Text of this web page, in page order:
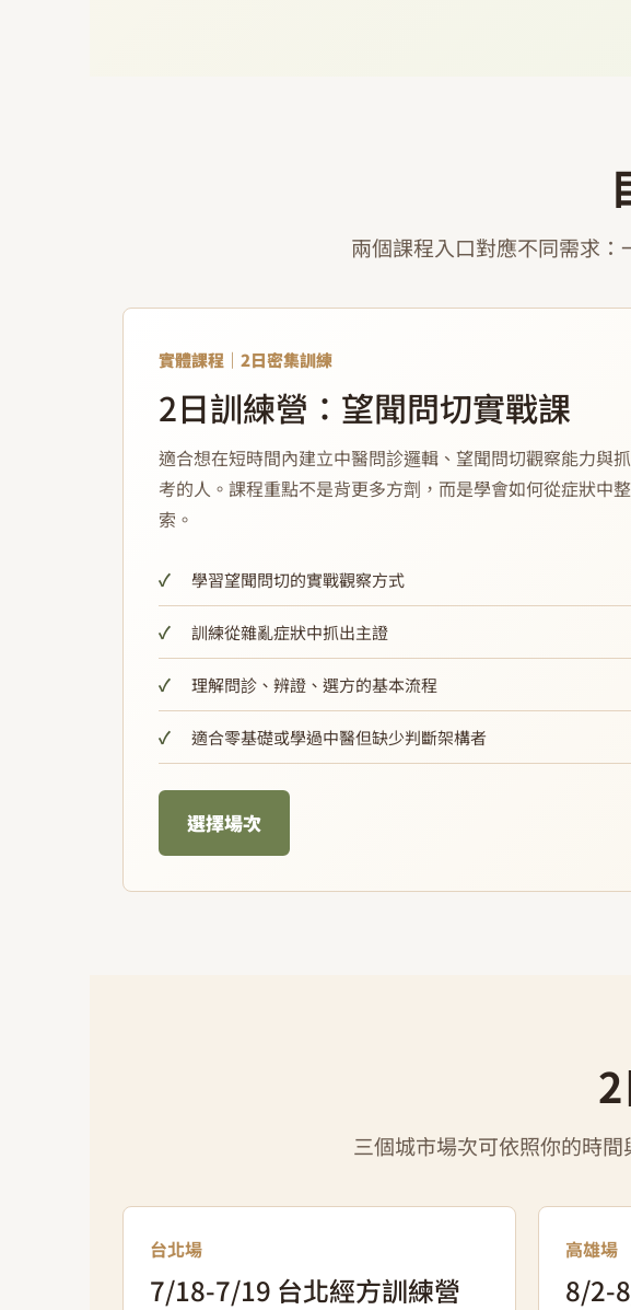
兩個課程入口對應不同需求
實體課程｜2日密集訓練
2日訓練營：望聞問切實戰課
適合想在短時間內建立中醫問診邏輯、望聞問切觀察能力與
考的人。課程重點不是背更多方劑，而是學會如何從症狀中
索。
學習望聞問切的實戰觀察方式
訓練從雜亂症狀中抓出主證
理解問診、辨證、選方的基本流程
適合零基礎或學過中醫但缺少判斷架構者
選擇場次
三個城市場次可依照你的時
台北場
7/18-7/19 台北經方訓練營
高雄場
8/2-